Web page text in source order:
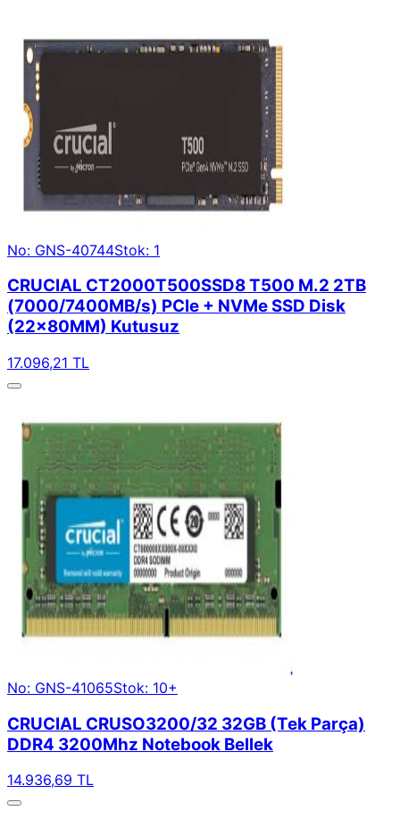
No: GNS-40744Stok: 1
CRUCIAL CT2000T500SSD8 T500 M.2 2TB
(7000/7400MB/s) PCIe + NVMe SSD Disk
(22x80MM) Kutusuz
17.096,21 TL
No: GNS-41065Stok: 10+
CRUCIAL CRUSO3200/32 32GB (Tek Parça)
DDR4 3200Mhz Notebook Bellek
14.936,69 TL